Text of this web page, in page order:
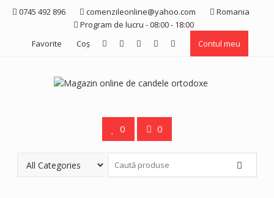
Skip 0745 492 896 comenzileonline@yahoo.com
Romania
Program de lucru - 08:00 - 18:00
Favorite
Coş Contul meu
0 0